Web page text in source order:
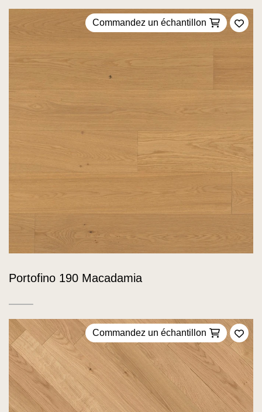
Commandez un échantillon
Portofino 190 Macadamia
Commandez un échantillon